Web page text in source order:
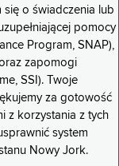
o świadczenia lub
pomocy
Program, SNAP),
zapomogi
SSI). Twoje
za gotowość
z korzystania z tych
system
Nowy Jork.